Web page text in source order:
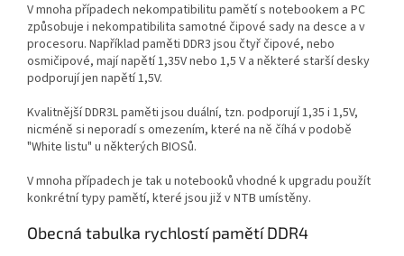
V mnoha případech nekompatibilitu pamětí s notebookem a PC
způsobuje i nekompatibilita samotné čipové sady na desce a v
procesoru. Například paměti DDR3 jsou čtyř čipové, nebo
osmičipové, mají napětí 1,35V nebo 1,5 V a některé starší desky
podporují jen napětí 1,5V.
Kvalitnější DDR3L paměti jsou duální, tzn. podporují 1,35 i 1,5V,
nicméně si neporadí s omezením, které na ně číhá v podobě
"White listu" u některých BIOSů.
V mnoha případech je tak u notebooků vhodné k upgradu použít
konkrétní typy pamětí, které jsou již v NTB umístěny.
Obecná tabulka rychlostí pamětí DDR4